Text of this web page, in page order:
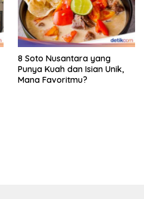
8 Soto Nusantara yang
Punya Kuah dan Isian Unik,
Mana Favoritmu?